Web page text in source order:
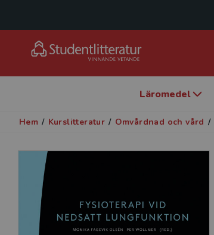
Läromedel
Hem / Kurslitteratur / Omvårdnad och vård /